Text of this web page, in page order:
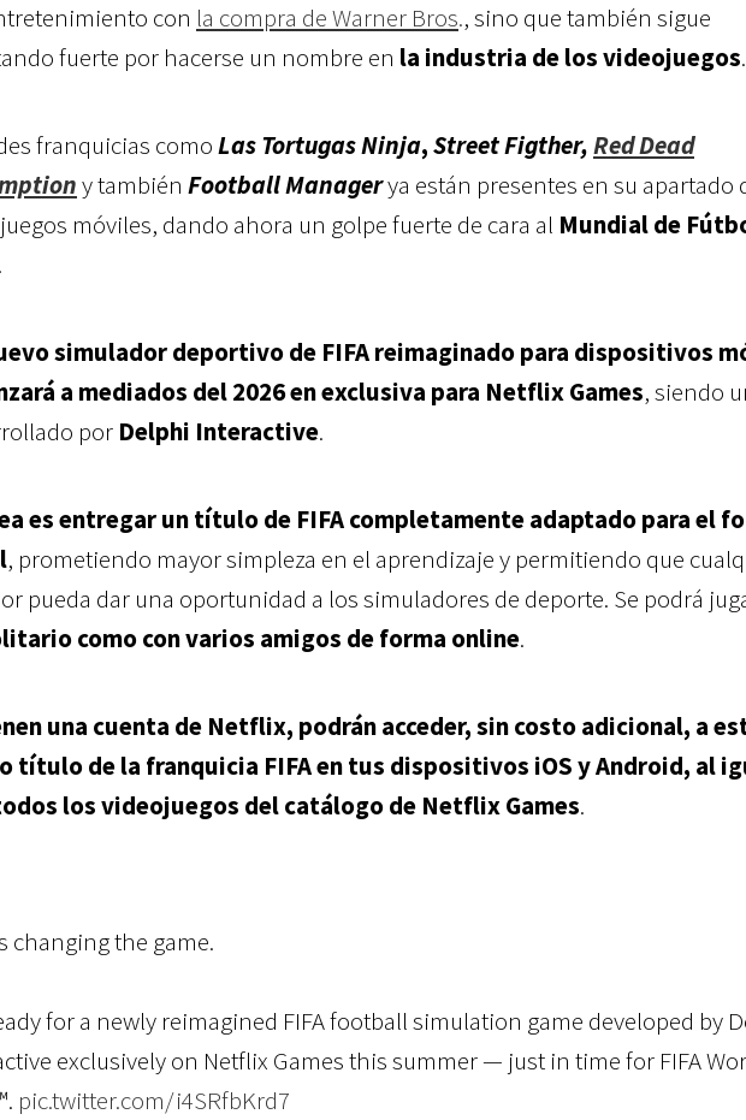
con la compra de Warner Bros., sino que también sigue
fuerte por hacerse un nombre en la industria de los videojuegos.
franquicias comoLas Tortugas Ninja,Street Figther,Red Dead
y también Football Managerya están presentes en su apartado
móviles, dando ahora un golpe fuerte de cara al Mundial de
simulador deportivo de FIFA reimaginado para dispositivos
a mediados del 2026 en exclusiva para Netflix Games, siendo
por Delphi Interactive.
es entregar un título de FIFA completamente adaptado para el
, prometiendo mayor simpleza en el aprendizaje y permitiendo que
pueda dar una oportunidad a los simuladores de deporte. Se podrá
como con varios amigos de forma online.
una cuenta de Netflix, podrán acceder, sin costo adicional, a
título de la franquicia FIFA en tus dispositivos iOS y Android, al
los videojuegos del catálogo de Netflix Games.
changing the game.
for a newly reimagined FIFA football simulation game developed by
exclusively on Netflix Games this summer — just in time for FIFA
pic.twitter.com/i4SRfbKrd7